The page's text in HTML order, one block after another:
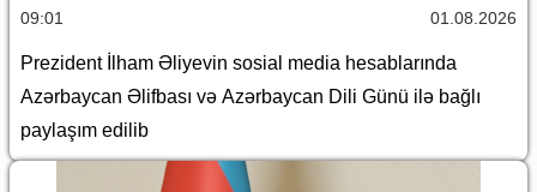
09:01 01.08.2026
Prezident İlham Əliyevin sosial media hesablarında
Azərbaycan Əlifbası və Azərbaycan Dili Günü ilə bağlı
paylaşım edilib